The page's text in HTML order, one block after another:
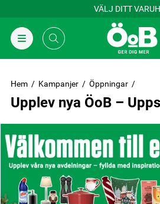
VÄLJ DITT
Hem Kampanjer Öppningar
Upplev nya ÖoB –